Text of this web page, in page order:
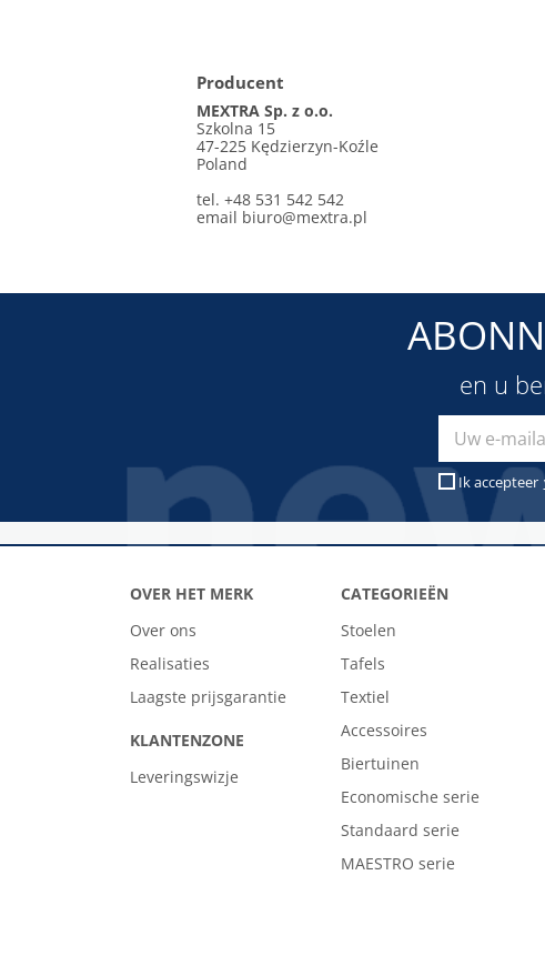
Producent
MEXTRA Sp. z o.o.
Szkolna 15
47-225 Kędzierzyn-Koźle
Poland
tel. +48 531 542 542
email biuro@mextra.pl
en u
Ik accepteer
OVER HET MERK
Over ons
Realisaties
Laagste prijsgarantie
KLANTENZONE
Leveringswizje
CATEGORIEËN
Stoelen
Tafels
Textiel
Accessoires
Biertuinen
Economische serie
Standaard serie
MAESTRO serie